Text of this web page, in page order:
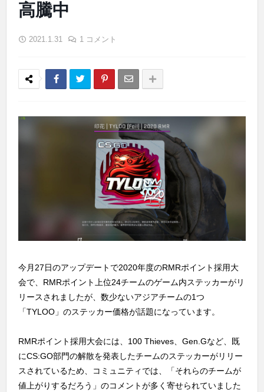
高騰中
2021.1.31 1 コメント
今月27日のアップデートで2020年度のRMRポイント採用大
会で、RMRポイント上位24チームのゲーム内ステッカーがリ
リースされましたが、数少ないアジアチームの1つ
「TYLOO」のステッカー価格が話題になっています。
RMRポイント採用大会には、100 Thieves、Gen.Gなど、既
にCS:GO部門の解散を発表したチームのステッカーがリリー
スされているため、コミュニティでは、「それらのチームが
値上がりするだろう」のコメントが多く寄せられていました